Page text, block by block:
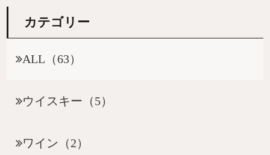
カテゴリー
ALL（63）
ウイスキー（5）
ワイン（2）